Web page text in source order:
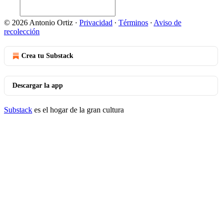
© 2026 Antonio Ortiz · Privacidad ∙ Términos ∙ Aviso de
recolección
Crea tu Substack
Descargar la app
Substack es el hogar de la gran cultura